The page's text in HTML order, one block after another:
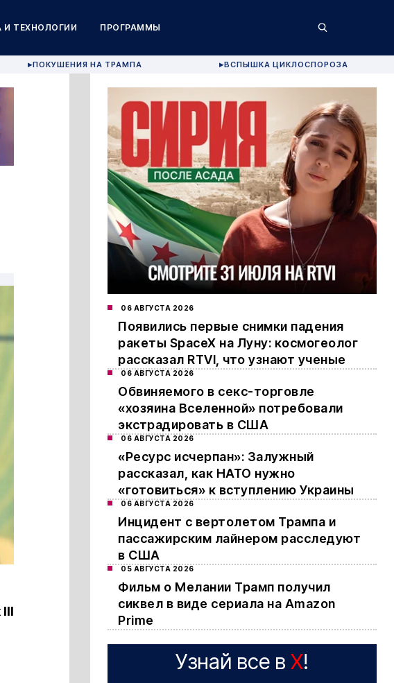
И ТЕХНОЛОГИИ ПРОГРАММЫ
▶ПОКУШЕНИЯ НА ТРАМПА ▶ВСПЫШКА ЦИКЛОСПОРОЗА
06 АВГУСТА 2026
Появились первые снимки падения
ракеты SpaceX на Луну: космогеолог
рассказал RTVI, что узнают ученые
06 АВГУСТА 2026
Обвиняемого в секс-торговле
«хозяина Вселенной» потребовали
экстрадировать в США
06 АВГУСТА 2026
«Ресурс исчерпан»: Залужный
рассказал, как НАТО нужно
«готовиться» к вступлению Украины
06 АВГУСТА 2026
Инцидент с вертолетом Трампа и
пассажирским лайнером расследуют
в США
05 АВГУСТА 2026
Фильм о Мелании Трамп получил
сиквел в виде сериала на Amazon
Prime
Узнай все в X!